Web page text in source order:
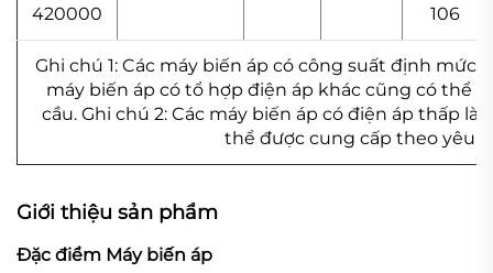
420000 106
Ghi chú 1: Các máy biến áp có công suất định mức
máy biến áp có tổ hợp điện áp khác cũng có thể
cầu. Ghi chú 2: Các máy biến áp có điện áp thấp là
thể được cung cấp theo yêu
Giới thiệu sản phẩm
Đặc điểm Máy biến áp